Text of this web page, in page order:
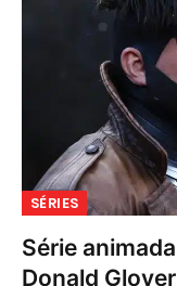
SÉRIES
Série
Donald